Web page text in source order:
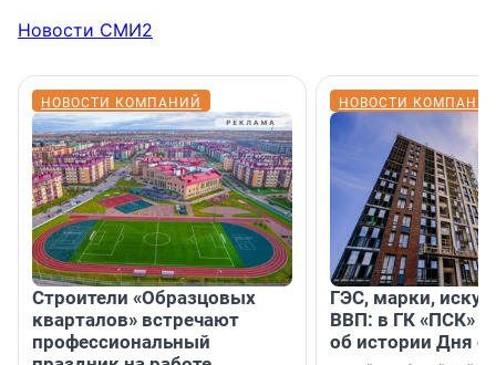
Новости СМИ2
НОВОСТИ КОМПАНИЙ
Строители «Образцовых
кварталов» встречают
профессиональный
НОВОСТИ
ГЭС, марки,
ВВП: в ГК «ПСК»
об истории Дня